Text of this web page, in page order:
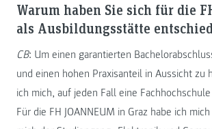
Warum haben Sie sich für die
als Ausbildungsstätte
CB: Um einen garantierten
und einen hohen Praxisanteil in Aussicht zu
ich mich, auf jeden Fall eine
Für die FH JOANNEUM in Graz habe ich